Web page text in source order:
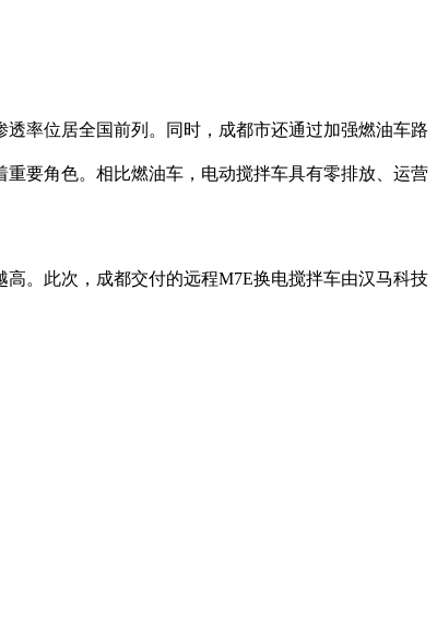
率位居全国前列。同时，成都市还通过加强燃油车路
要角色。相比燃油车，电动搅拌车具有零排放、运营
。此次，成都交付的远程M7E换电搅拌车由汉马科技